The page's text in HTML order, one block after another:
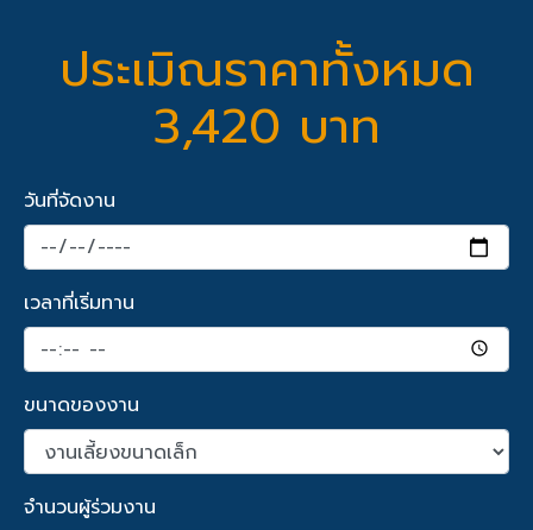
ประเมิณราคาทั้งหมด
3,420 บาท
วันที่จัดงาน
เวลาที่เริ่มทาน
ขนาดของงาน
จำนวนผู้ร่วมงาน